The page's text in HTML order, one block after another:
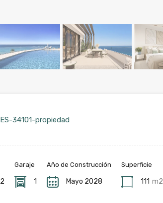
ES-34101-propiedad
2
Garaje
1
Año de Construcción
Mayo 2028
Superficie
111 m2